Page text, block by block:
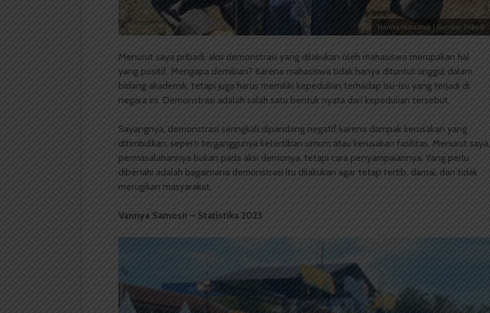
Hanna Hutauruk | Sumber Pribadi
Menurut saya pribadi, aksi demonstrasi yang dilakukan oleh mahasiswa merupakan hal
yang positif. Mengapa demikian? Karena mahasiswa tidak hanya dituntut unggul dalam
bidang akademik, tetapi juga harus memiliki kepedulian terhadap isu-isu yang terjadi di
negara ini. Demonstrasi adalah salah satu bentuk nyata dari kepedulian tersebut.
Sayangnya, demonstrasi seringkali dipandang negatif karena dampak kerusakan yang
ditimbulkan, seperti terganggunya ketertiban umum atau kerusakan fasilitas. Menurut saya,
permasalahannya bukan pada aksi demonya, tetapi cara penyampaiannya. Yang perlu
dibenahi adalah bagaimana demonstrasi itu dilakukan agar tetap tertib, damai, dan tidak
merugikan masyarakat.
Vannya Samosir – Statistika 2023